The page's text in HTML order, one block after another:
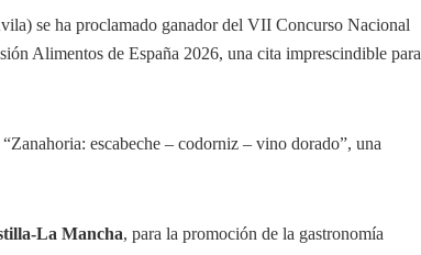
se ha proclamado ganador del VII Concurso Nacional
Alimentos de España 2026, una cita imprescindible para
escabeche – codorniz – vino dorado”, una
La Mancha, para la promoción de la gastronomía